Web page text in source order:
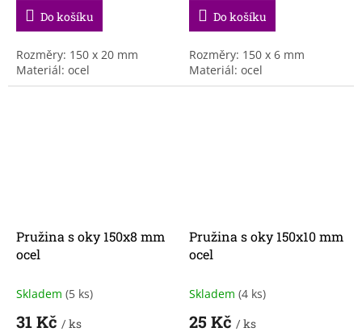
Do košíku
Rozměry: 150 x 20 mm
Materiál: ocel
Do košíku
Rozměry: 150 x 6 mm
Materiál: ocel
Pružina s oky 150x8 mm
ocel
Skladem (5 ks)
31 Kč / ks
Pružina s oky 150x10 mm
ocel
Skladem (4 ks)
25 Kč / ks